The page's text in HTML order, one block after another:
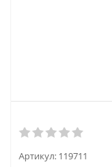
Артикул: 119711